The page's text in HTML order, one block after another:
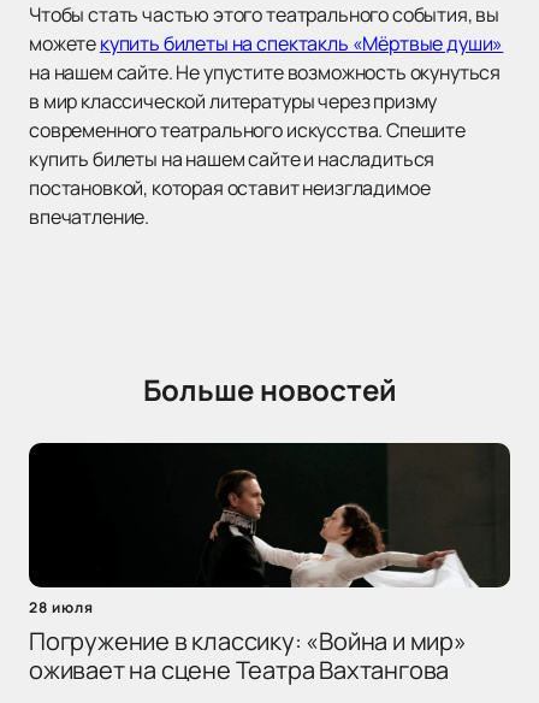
Чтобы стать частью этого театрального события, вы
можетекупить билеты на спектакль «Мёртвые души»
на нашем сайте. Не упустите возможность окунуться
в мир классической литературы через призму
современного театрального искусства. Спешите
купить билеты на нашем сайте и насладиться
постановкой, которая оставит неизгладимое
впечатление.
Больше новостей
28 июля
Погружение в классику: «Война и мир»
оживает на сцене Театра Вахтангова